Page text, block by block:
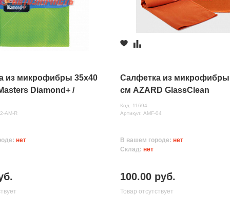
из микрофибры 35х40
Diamond+ /
AM-R
нет
Салфетка из микрофибры
см AZARD GlassClean
Код: 11694
Артикул: AMF-04
В вашем городе:нет
Склад:нет
100.00 руб.
Товар отсутствует